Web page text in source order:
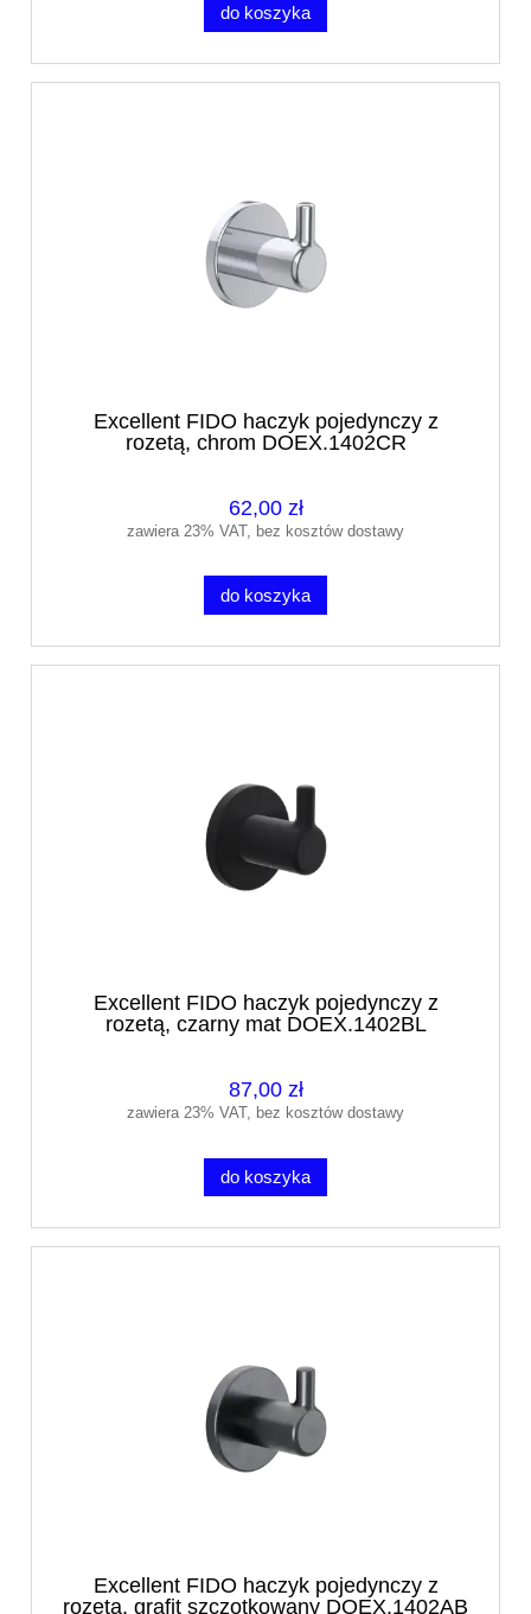
do koszyka
Excellent FIDO haczyk pojedynczy z
rozetą, chrom DOEX.1402CR
62,00 zł
zawiera 23% VAT, bez kosztów dostawy
do koszyka
Excellent FIDO haczyk pojedynczy z
rozetą, czarny mat DOEX.1402BL
87,00 zł
zawiera 23% VAT, bez kosztów dostawy
do koszyka
Excellent FIDO haczyk pojedynczy z
rozetą, grafit szczotkowany DOEX.1402AB